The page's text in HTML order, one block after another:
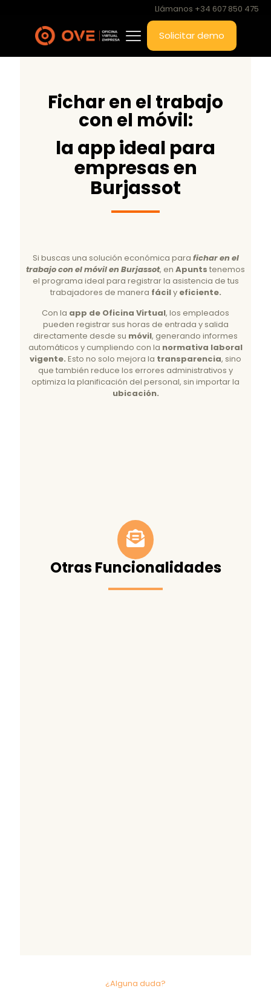
Llámanos +34 607 850 475
Solicitar demo
Fichar en el trabajo
con el móvil:
la app ideal para
empresas en
Burjassot
Si buscas una solución económica para fichar en el
trabajo con el móvil en Burjassot, en Apunts tenemos
el programa ideal para registrar la asistencia de tus
trabajadores de manera fácily eficiente.
Con la app de Oficina Virtual, los empleados
pueden registrar sus horas de entrada y salida
directamente desde su móvil, generando informes
automáticos y cumpliendo con la normativa laboral
vigente. Esto no solo mejora la transparencia, sino
que también reduce los errores administrativos y
optimiza la planificación del personal, sin importar la
ubicación.
Otras Funcionalidades
¿Alguna duda?